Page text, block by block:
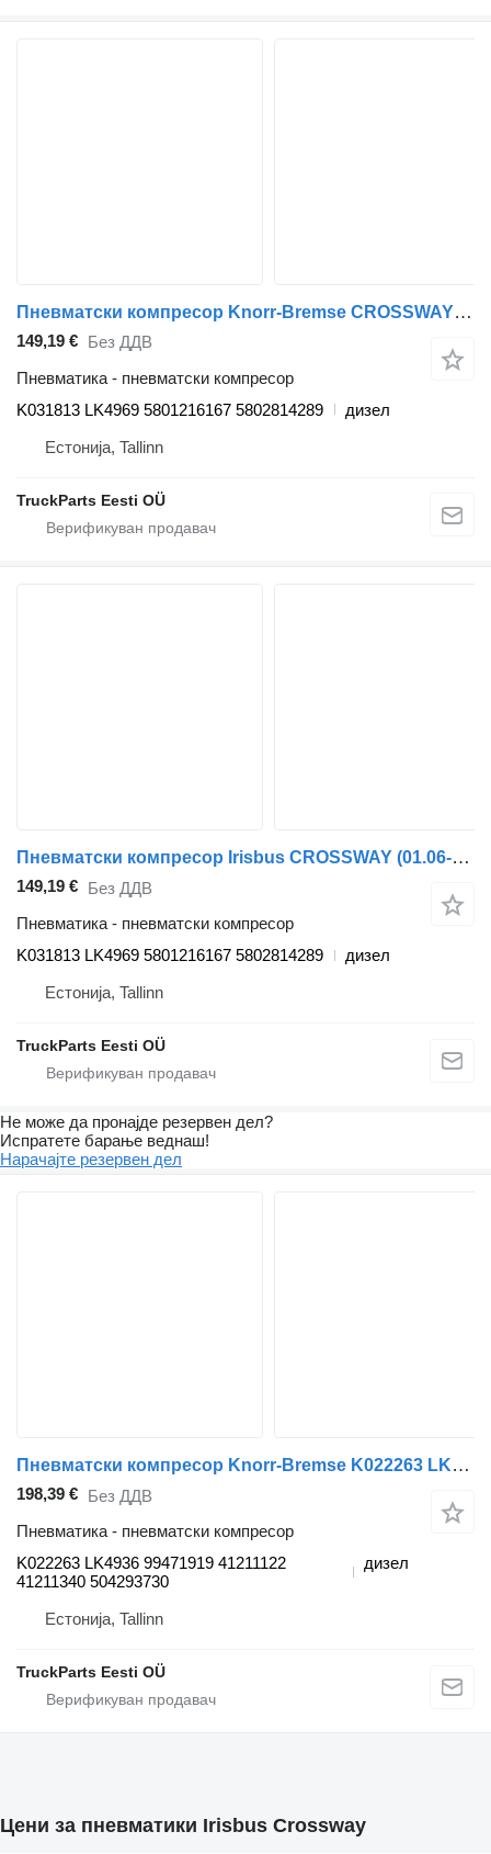
Пневматски компресор Knorr-Bremse CROSSWAY (01.06-) K031813 LK4969 за автобус Irisbus Arway, Crossway, Crealis, Magelys, Proway, Daily Tourys (2006-)
149,19 €
Без ДДВ
Пневматика - пневматски компресор
K031813 LK4969 5801216167 5802814289
дизел
Естонија, Tallinn
TruckParts Eesti OÜ
Пневматски компресор Irisbus CROSSWAY (01.06-) K031813 LK4969 за автобус Irisbus Arway, Crossway, Crealis, Magelys, Proway, Daily Tourys (2006-)
149,19 € Без ДДВ
Пневматика - пневматски компресор
K031813 LK4969 5801216167 5802814289
дизел
Естонија, Tallinn
TruckParts Eesti OÜ
Не може да пронајде резервен дел?
Испратете барање веднаш!
Нарачајте резервен дел
Пневматски компресор Knorr-Bremse K022263 LK4936 за автобус Irisbus Arway, Crossway, Crealis, Magelys, Proway, Daily Tourys (2006-)
198,39 € Без ДДВ
Пневматика - пневматски компресор
K022263 LK4936 99471919 41211122
41211340 504293730
дизел
Естонија, Tallinn
TruckParts Eesti OÜ
Цени за пневматики Irisbus Crossway